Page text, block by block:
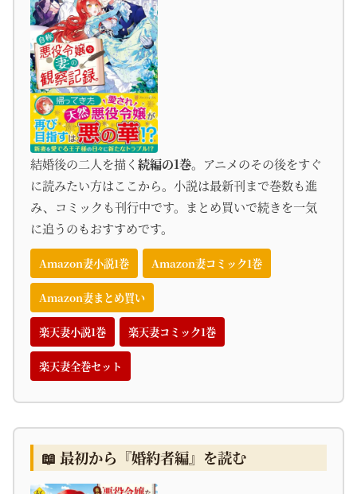
結婚後の二人を描く 続編の1巻。アニメのその後をすぐ
に読みたい方はここから。小説は最新刊まで巻数も進
み、コミックも刊行中です。まとめ買いで続きを一気
に追うのもおすすめです。
Amazon妻小説1巻 Amazon妻コミック1巻
Amazon妻まとめ買い
楽天妻小説1巻 楽天妻コミック1巻
楽天妻全巻セット
📖 最初から『婚約者編』を読む